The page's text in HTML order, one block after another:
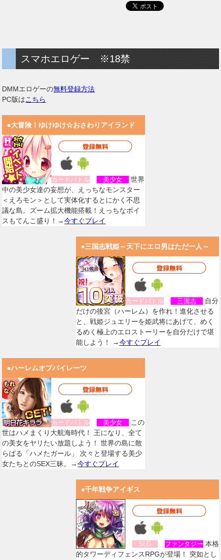
スマホエロゲー ※18禁
DMMエロゲーの無料登録方法
PC版はこちら
●大冒険！ゆけゆけ☆おさわりアイランド
カードバトル 美少女
世界
中の美少女達の妄想が、えっちなモンスター
＜えろモン＞として実体化するとにかく不思
議な島。ズーム拡大機能搭載！えっちなボイ
スもてんこ盛り！→今すぐプレイ
●三国志戦姫～天下にエロ男はただ一人～
カードバトル 三国志
自分
だけの後宮（ハーレム）を作れ！進化させる
と、戦姫ジュエリーを姫武将にあげて、めく
るめく極上のエロストーリーを自分だけで堪
能しよう！ →今すぐプレイ
●ハーレムオブパイレーツ
カードバトル 美少女
この
世はハメまくり大航海時代！ 王になり、全て
の美女をヤリたい放題しよう！ 世界の島に散
らばる「ハメたガール」 次々と登場する美少
女たちとのSEX三昧。→今すぐプレイ
●千年戦争アイギス
SLG ファンタジー 本格
的タワーディフェンスRPGが登場！ 突如とし